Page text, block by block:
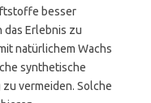
besser
das Erlebnis zu
natürlichem Wachs
synthetische
vermeiden. Solche